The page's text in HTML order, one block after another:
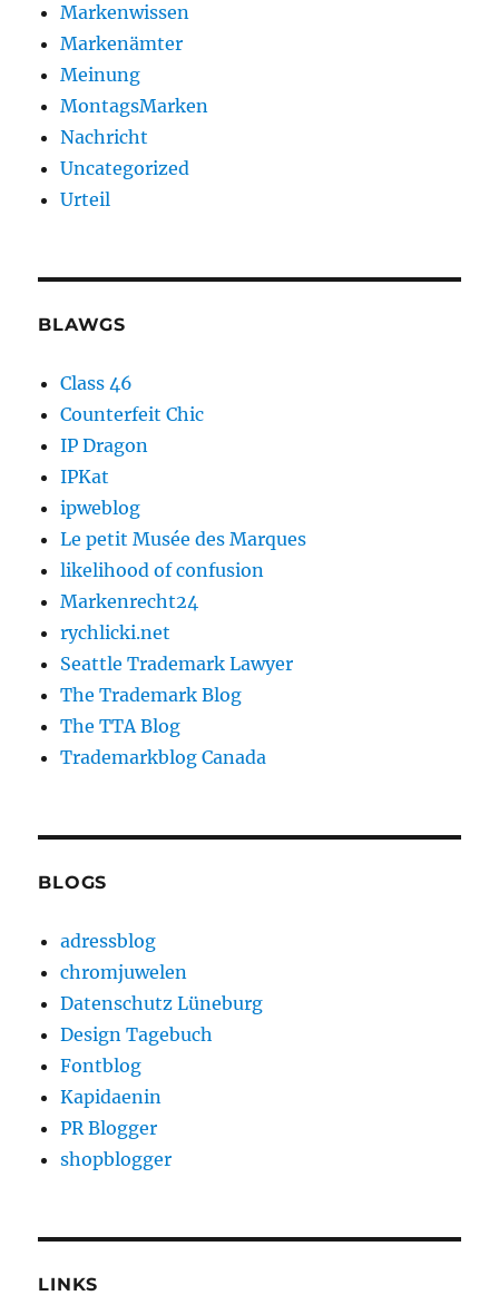
Markenwissen
Markenämter
Meinung
MontagsMarken
Nachricht
Uncategorized
Urteil
BLAWGS
Class 46
Counterfeit Chic
IP Dragon
IPKat
ipweblog
Le petit Musée des Marques
likelihood of confusion
Markenrecht24
rychlicki.net
Seattle Trademark Lawyer
The Trademark Blog
The TTA Blog
Trademarkblog Canada
BLOGS
adressblog
chromjuwelen
Datenschutz Lüneburg
Design Tagebuch
Fontblog
Kapidaenin
PR Blogger
shopblogger
LINKS